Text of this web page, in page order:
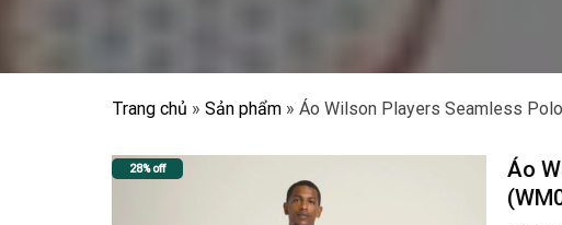
Trang chủ » Sản phẩm » Áo Wilson Players Seamless
28% off
Áo